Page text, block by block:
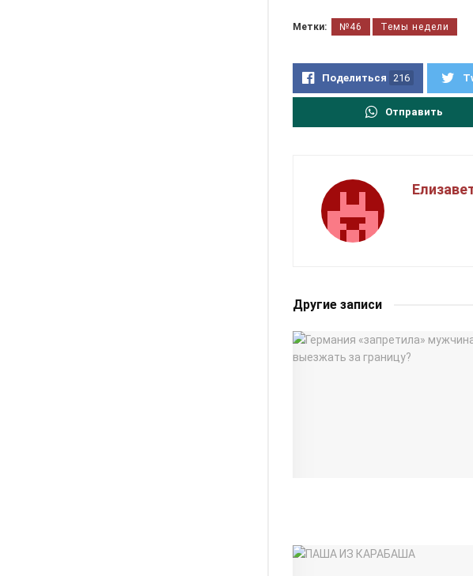
Метки: №46 Темы недели
Поделиться 216
Отправить
Другие записи